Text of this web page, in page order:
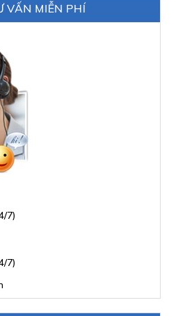
VẤN MIỄN PHÍ
7)
7)